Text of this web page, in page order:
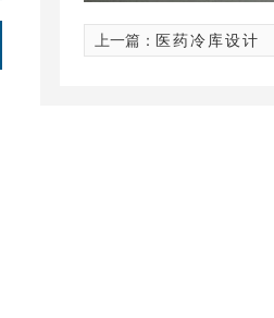
上一篇： 医药冷库设计